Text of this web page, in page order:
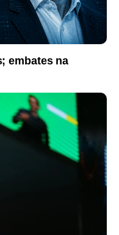
embates na